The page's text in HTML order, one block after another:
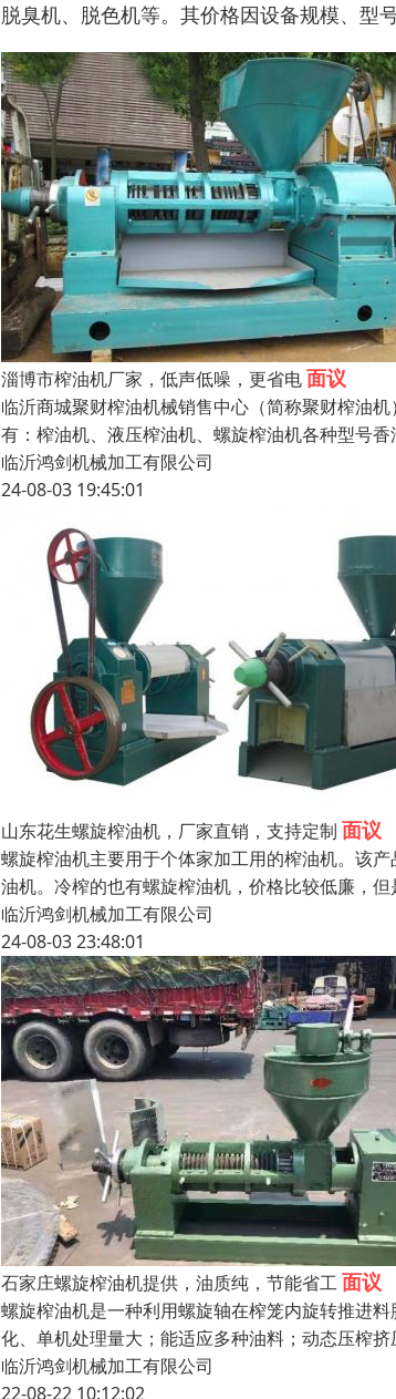
脱臭机、脱色机等。其价格因设备规模、型
淄博市榨油机厂家，低声低噪，更省电面议
临沂商城聚财榨油机械销售中心（简称聚财榨油
有：榨油机、液压榨油机、螺旋榨油机各种型号
临沂鸿剑机械加工有限公司
24-08-03 19:45:01
山东花生螺旋榨油机，厂家直销，支持定制 面议
螺旋榨油机主要用于个体家加工用的榨油机。该
油机。冷榨的也有螺旋榨油机，价格比较低廉，
临沂鸿剑机械加工有限公司
24-08-03 23:48:01
石家庄螺旋榨油机提供，油质纯，节能省工面议
螺旋榨油机是一种利用螺旋轴在榨笼内旋转推进
化、单机处理量大；能适应多种油料；动态压榨
临沂鸿剑机械加工有限公司
22-08-22 10:12:02